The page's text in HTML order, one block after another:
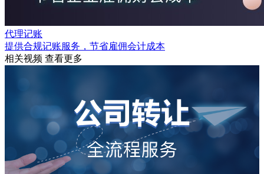
代理记账
提供合规记账服务，节省雇佣会计成本
相关视频 查看更多